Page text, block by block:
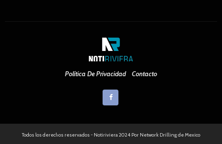
Política De Privacidad Contacto
Todos los derechos reservados - Notiriviera 2024 Por Network Drilling de Mexico